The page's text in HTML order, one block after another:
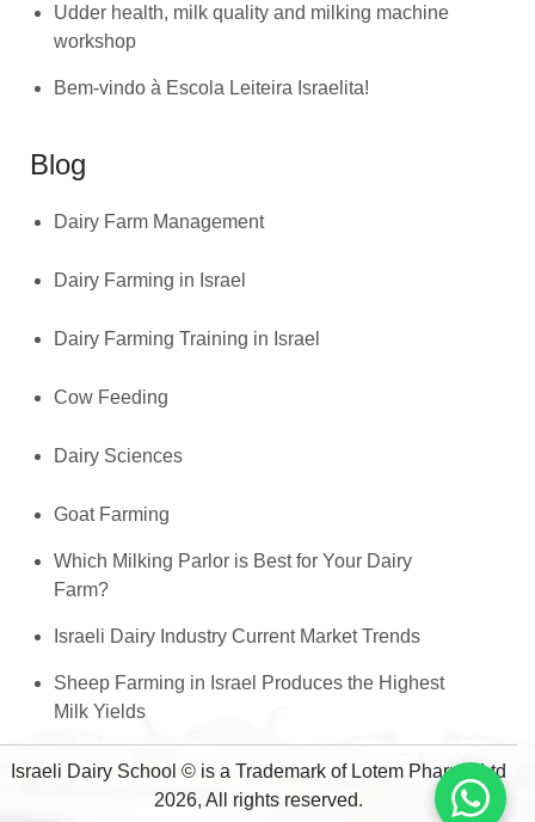
Udder health, milk quality and milking machine
workshop
Bem-vindo à Escola Leiteira Israelita!
Blog
Dairy Farm Management
Dairy Farming in Israel
Dairy Farming Training in Israel
Cow Feeding
Dairy Sciences
Goat Farming
Which Milking Parlor is Best for Your Dairy
Farm?
Israeli Dairy Industry Current Market Trends
Sheep Farming in Israel Produces the Highest
Milk Yields
Israeli Dairy School © is a Trademark of Lotem Pharma Ltd
2026, All rights reserved.